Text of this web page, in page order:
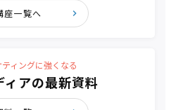
座一覧へ
ィングに強くなる
アの最新資料